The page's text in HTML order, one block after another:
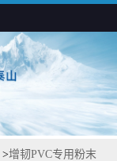
>增韧PVC专用粉末